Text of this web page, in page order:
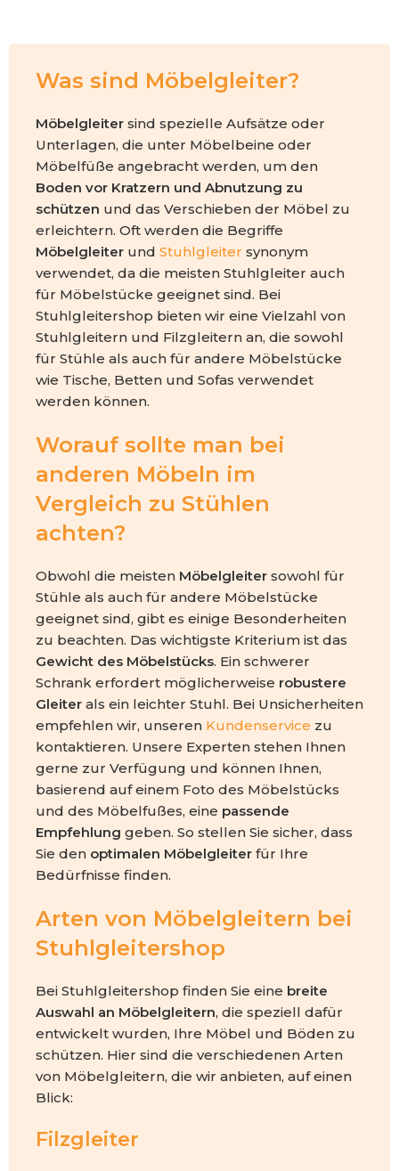
Was sind Möbelgleiter?
Möbelgleiter sind spezielle Aufsätze oder
Unterlagen, die unter Möbelbeine oder
Möbelfüße angebracht werden, um den
Boden vor Kratzern und Abnutzung zu
schützen und das Verschieben der Möbel zu
erleichtern. Oft werden die Begriffe
Möbelgleiter und Stuhlgleiter synonym
verwendet, da die meisten Stuhlgleiter auch
für Möbelstücke geeignet sind. Bei
Stuhlgleitershop bieten wir eine Vielzahl von
Stuhlgleitern und Filzgleitern an, die sowohl
für Stühle als auch für andere Möbelstücke
wie Tische, Betten und Sofas verwendet
werden können.
Worauf sollte man bei
anderen Möbeln im
Vergleich zu Stühlen
achten?
Obwohl die meisten Möbelgleiter sowohl für
Stühle als auch für andere Möbelstücke
geeignet sind, gibt es einige Besonderheiten
zu beachten. Das wichtigste Kriterium ist das
Gewicht des Möbelstücks. Ein schwerer
Schrank erfordert möglicherweise robustere
Gleiter als ein leichter Stuhl. Bei Unsicherheiten
empfehlen wir, unseren Kundenservice zu
kontaktieren. Unsere Experten stehen Ihnen
gerne zur Verfügung und können Ihnen,
basierend auf einem Foto des Möbelstücks
und des Möbelfußes, eine passende
Empfehlung geben. So stellen Sie sicher, dass
Sie den optimalen Möbelgleiter für Ihre
Bedürfnisse finden.
Arten von Möbelgleitern bei
Stuhlgleitershop
Bei Stuhlgleitershop finden Sie eine breite
Auswahl an Möbelgleitern, die speziell dafür
entwickelt wurden, Ihre Möbel und Böden zu
schützen. Hier sind die verschiedenen Arten
von Möbelgleitern, die wir anbieten, auf einen
Blick:
Filzgleiter